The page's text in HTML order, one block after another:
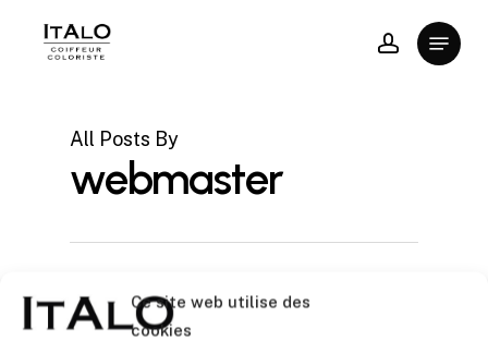
Ce site web utilise des
cookies
account
Menu
All Posts By
webmaster